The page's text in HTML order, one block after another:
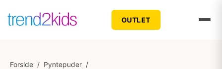
OUTLET
Forside / Pyntepuder /